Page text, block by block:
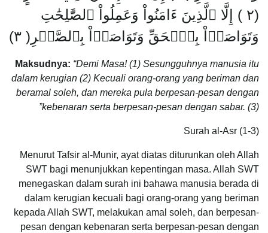
(٢ ) إِلَّا ٱلَّذِينَ ءَامَنُواْ وَعَمِلُواْ ٱلصَّٰلِحَٰتِ
وَتَوَاصَوۡاْ بِٱلۡحَقِّ وَتَوَاصَوۡاْ بِٱلصَّبۡرِ( ٣)
Maksudnya: “Demi Masa! (1) Sesungguhnya manusia itu
dalam kerugian (2) Kecuali orang-orang yang beriman dan
beramal soleh, dan mereka pula berpesan-pesan dengan
kebenaran serta berpesan-pesan dengan sabar. (3)”
Surah al-Asr (1-3)
Menurut Tafsir al-Munir, ayat diatas diturunkan oleh Allah
SWT bagi menunjukkan kepentingan masa. Allah SWT
menegaskan dalam surah ini bahawa manusia berada di
dalam kerugian kecuali bagi orang-orang yang beriman
kepada Allah SWT, melakukan amal soleh, dan berpesan-
pesan dengan kebenaran serta berpesan-pesan dengan